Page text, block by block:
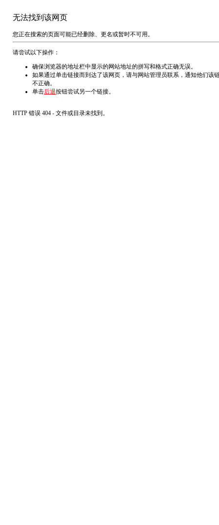
无法找到该网页
您正在搜索的页面可能已经删除、更名或暂时不可用。
请尝试以下操作：
确保浏览器的地址栏中显示的网站地址的拼写和格式正确无误。
如果通过单击链接而到达了该网页，请与网站管理员联系，通知他们该
不正确。
单击后退按钮尝试另一个链接。
HTTP 错误 404 - 文件或目录未找到。